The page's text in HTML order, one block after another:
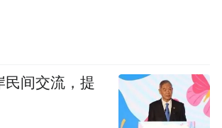
于2002年3月，2011年在深圳
功上市，成为山东省首家农业
民间交流，提